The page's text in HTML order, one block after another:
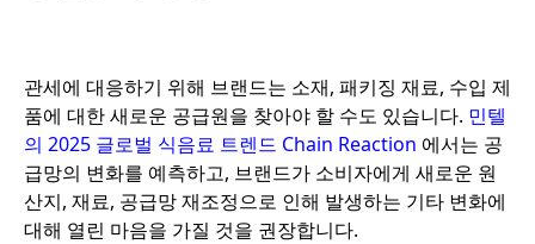
관세에 대응하기 위해 브랜드는 소재, 패키징 재료, 수입 제
품에 대한 새로운 공급원을 찾아야 할 수도 있습니다. 민텔
의 2025 글로벌 식음료 트렌드 Chain Reaction 에서는 공
급망의 변화를 예측하고, 브랜드가 소비자에게 새로운 원
산지, 재료, 공급망 재조정으로 인해 발생하는 기타 변화에
대해 열린 마음을 가질 것을 권장합니다.